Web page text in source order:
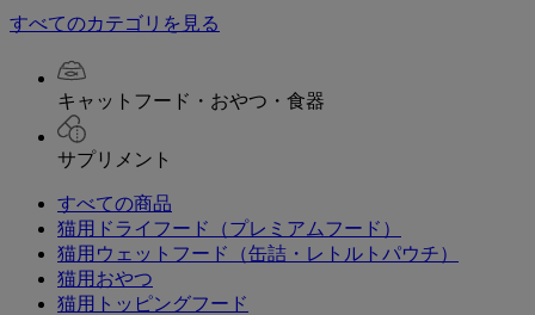
すべてのカテゴリを見る
キャットフード・おやつ・食器
サプリメント
すべての商品
猫用ドライフード（プレミアムフード）
猫用ウェットフード（缶詰・レトルトパウチ）
猫用おやつ
猫用トッピングフード